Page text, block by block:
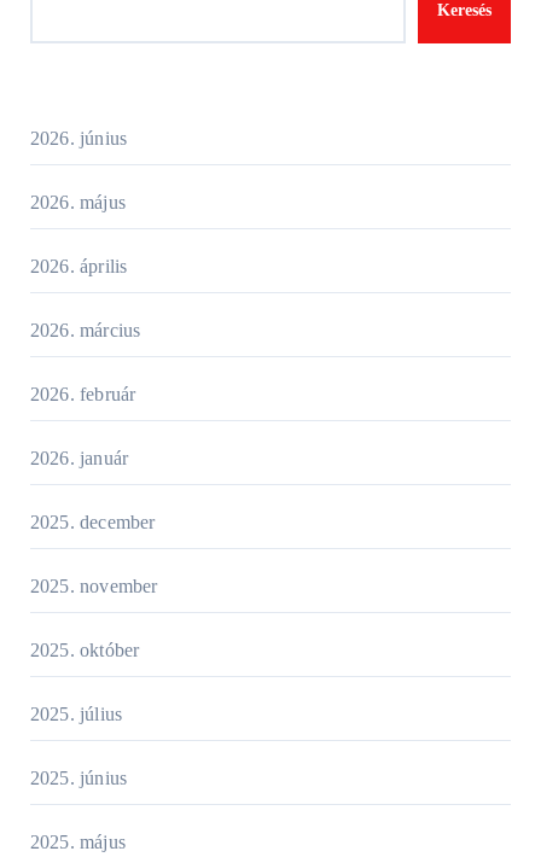
Keresés
2026. június
2026. május
2026. április
2026. március
2026. február
2026. január
2025. december
2025. november
2025. október
2025. július
2025. június
2025. május